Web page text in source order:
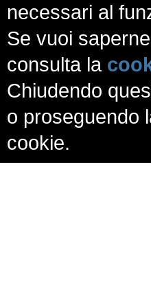
necessari al
Se vuoi
consulta la
Chiudendo
o proseguendo
cookie.